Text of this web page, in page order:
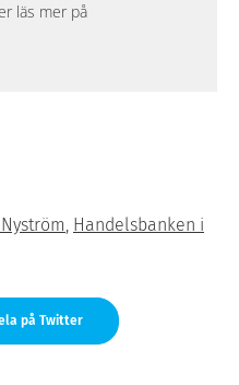
läs mer på
, Handelsbanken i
på Twitter